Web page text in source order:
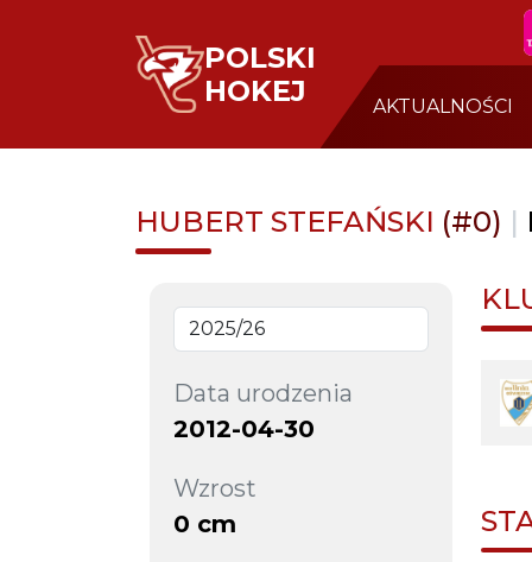
POLSKI
HOKEJ
AKTUALNOŚCI
HUBERT STEFAŃSKI (#0) |
Data urodzenia
2012-04-30
Wzrost
0 cm